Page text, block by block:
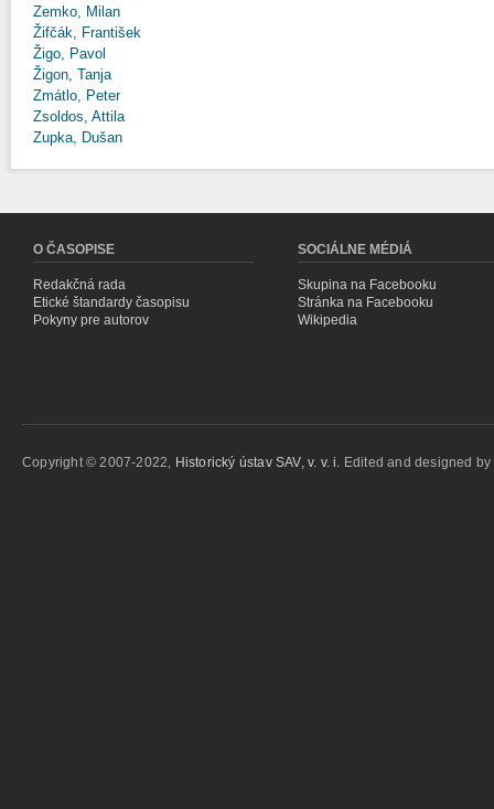
Zemko, Milan
Žifčák, František
Žigo, Pavol
Žigon, Tanja
Zmátlo, Peter
Zsoldos, Attila
Zupka, Dušan
O ČASOPISE
Redakčná rada
Etické štandardy časopisu
Pokyny pre autorov
SOCIÁLNE MÉDIÁ
Skupina na Facebooku
Stránka na Facebooku
Wikipedia
Copyright © 2007-2022, Historický ústav SAV, v. v. i. Edited and designed by